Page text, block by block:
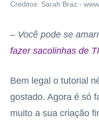
Créditos: Sarah Braz -
– Você pode se
fazer sacolinhas de
Bem legal o tutorial
gostado. Agora é só
muito a sua criação